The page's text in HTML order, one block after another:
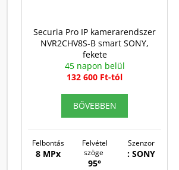
Securia Pro IP kamerarendszer
NVR2CHV8S-B smart SONY,
fekete
45 napon belül
132 600 Ft-tól
BŐVEBBEN
Felbontás
8 MPx
Felvétel
szöge
95°
Szenzor
: SONY